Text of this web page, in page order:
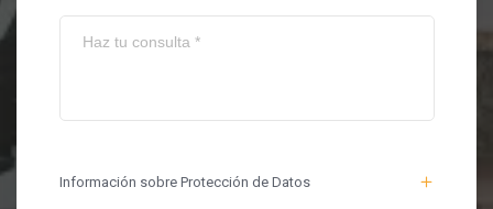
Información sobre Protección de Datos